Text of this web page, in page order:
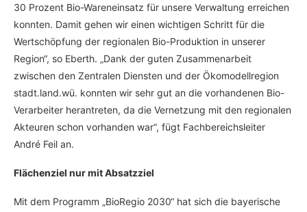
30 Prozent Bio-Wareneinsatz für unsere Verwaltung erreichen
konnten. Damit gehen wir einen wichtigen Schritt für die
Wertschöpfung der regionalen Bio-Produktion in unserer
Region“, so Eberth. „Dank der guten Zusammenarbeit
zwischen den Zentralen Diensten und der Ökomodellregion
stadt.land.wü. konnten wir sehr gut an die vorhandenen Bio-
Verarbeiter herantreten, da die Vernetzung mit den regionalen
Akteuren schon vorhanden war“, fügt Fachbereichsleiter
André Feil an.
Flächenziel nur mit Absatzziel
Mit dem Programm „BioRegio 2030“ hat sich die bayerische